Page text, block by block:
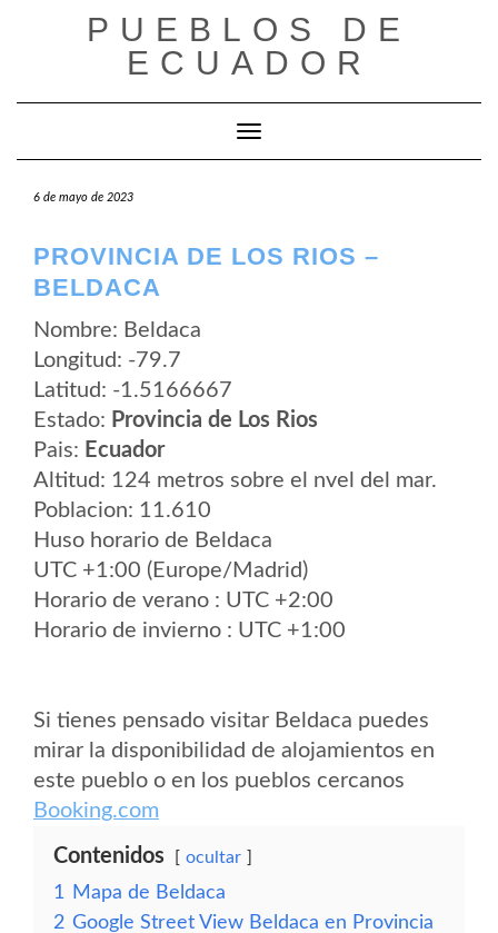
PUEBLOS DE
ECUADOR
Cambiar modo de navegación
6 de mayo de 2023
PROVINCIA DE LOS RIOS –
BELDACA
Nombre: Beldaca
Longitud: -79.7
Latitud: -1.5166667
Estado: Provincia de Los Rios
Pais: Ecuador
Altitud: 124 metros sobre el nvel del mar.
Poblacion: 11.610
Huso horario de Beldaca
UTC +1:00 (Europe/Madrid)
Horario de verano : UTC +2:00
Horario de invierno : UTC +1:00
Si tienes pensado visitar Beldaca puedes
mirar la disponibilidad de alojamientos en
este pueblo o en los pueblos cercanos
Booking.com
Contenidos ocultar
1
Mapa de Beldaca
2 Google Street View Beldaca en Provincia